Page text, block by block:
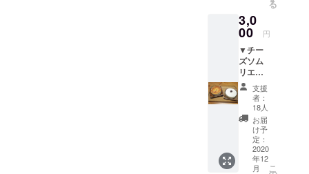
●リハビリ特
化型デイ
サービス “カ
ラダラボ日
立日高店”
●チーズケー
キ製造会
社“かんらく
●韓国バ
ル”KANRAK
イズム
ランド
のオリ
ジナル
トート
バック
（幅３
０cmx
高さ３
５cm×
まち１
４cm）
をお送
りさせ
る
3,0
00 円
▼チー
ズソム
リエが
作る
チーズ
ケーキ
（2種）
●ベイ
クド
チーズ
ケーキ
●ゴル
支援
者：
18人
お届
け予
定：
2020
年12
月
こ